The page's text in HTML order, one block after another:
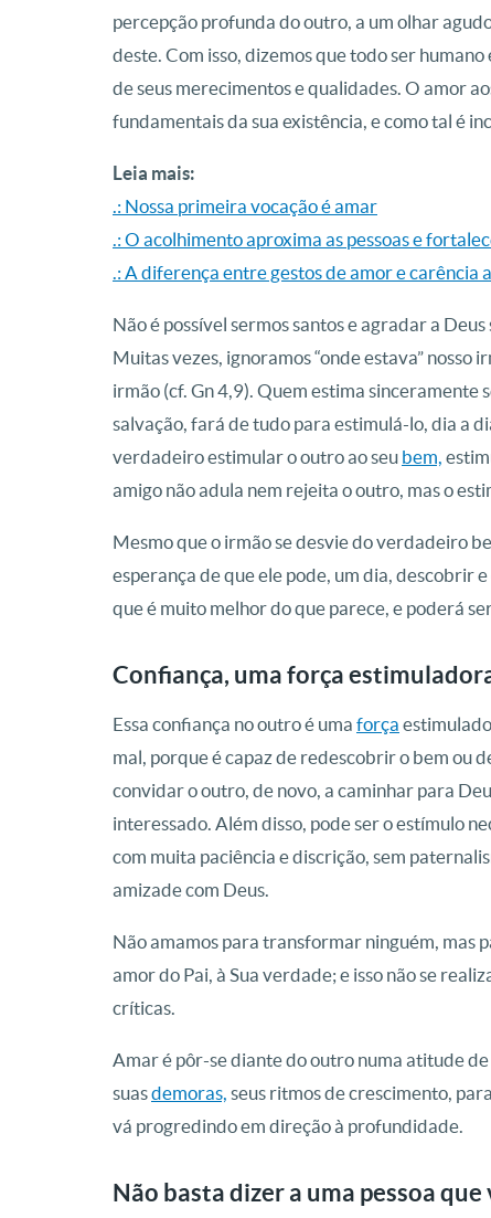
percepção profunda do outro, a um olhar
deste. Com isso, dizemos que todo ser
de seus merecimentos e qualidades. O amor
fundamentais da sua existência, e como tal é
Leia mais:
.: Nossa primeira vocação é amar
.: O acolhimento aproxima as pessoas e
.: A diferença entre gestos de amor e carência
Não é possível sermos santos e agradar a
Muitas vezes, ignoramos “onde estava” nosso
irmão (cf. Gn 4,9). Quem estima sinceramente
salvação, fará de tudo para estimulá-lo, dia a
verdadeiro estimular o outro ao seu bem,
amigo não adula nem rejeita o outro, mas o
Mesmo que o irmão se desvie do verdadeiro
esperança de que ele pode, um dia, descobrir
que é muito melhor do que parece, e poderá
Confiança, uma força
Essa confiança no outro é uma força
mal, porque é capaz de redescobrir o bem ou
convidar o outro, de novo, a caminhar para
interessado. Além disso, pode ser o estímulo
com muita paciência e discrição, sem
amizade com Deus.
Não amamos para transformar ninguém, mas
amor do Pai, à Sua verdade; e isso não se
críticas.
Amar é pôr-se diante do outro numa atitude
suasdemoras, seus ritmos de crescimento,
vá progredindo em direção à profundidade.
Não basta dizer a uma pessoa que